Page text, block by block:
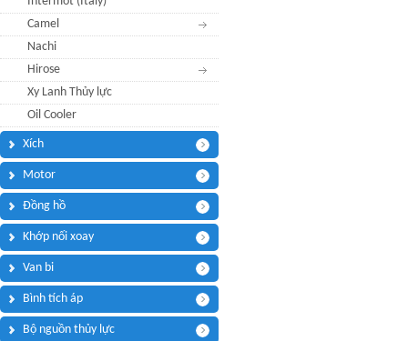
Camel
Nachi
Hirose
Xy Lanh Thủy lực
Oil Cooler
Xích
Motor
Đồng hồ
Khớp nối xoay
Van bi
Bình tích áp
Bộ nguồn thủy lực
Điện thoại di động:
Thông điệp bạn muốn
Tôi cần:*
Câu hỏi của bạn
(Tối đa 3000 kí tự)
Mã bảo mật: